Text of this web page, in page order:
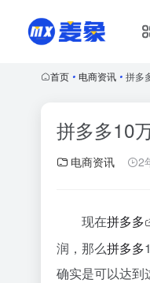
首页 • 电商资讯 • 拼多
拼多多10
电商资讯 2
现在拼多多
润，那么拼多多
确实是可以达到